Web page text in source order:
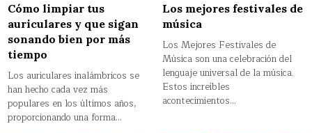
Cómo limpiar tus
auriculares y que sigan
sonando bien por más
tiempo
Los auriculares inalámbricos se
han hecho cada vez más
populares en los últimos años,
proporcionando una forma…
Los mejores festivales de
música
Los Mejores Festivales de
Música son una celebración del
lenguaje universal de la música.
Estos increíbles
acontecimientos…